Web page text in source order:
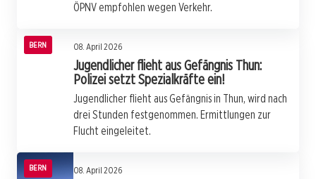
ÖPNV empfohlen wegen Verkehr.
BERN 08. April 2026
Jugendlicher flieht aus Gefängnis Thun:
Polizei setzt Spezialkräfte ein!
Jugendlicher flieht aus Gefängnis in Thun, wird nach
drei Stunden festgenommen. Ermittlungen zur
Flucht eingeleitet.
BERN 08. April 2026